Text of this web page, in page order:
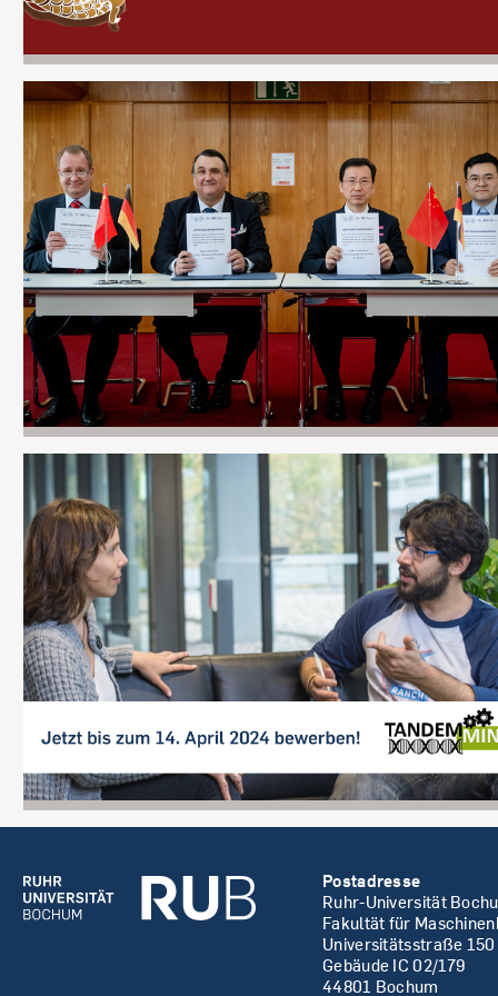
Postadresse
Ruhr-Universität
Fakultät für
Universitätsstraße 150
Gebäude IC 02/179
44801 Bochum